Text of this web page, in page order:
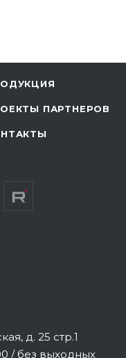
ПАРТНЕРОВ
д. 25 стр.1
/ без выходных